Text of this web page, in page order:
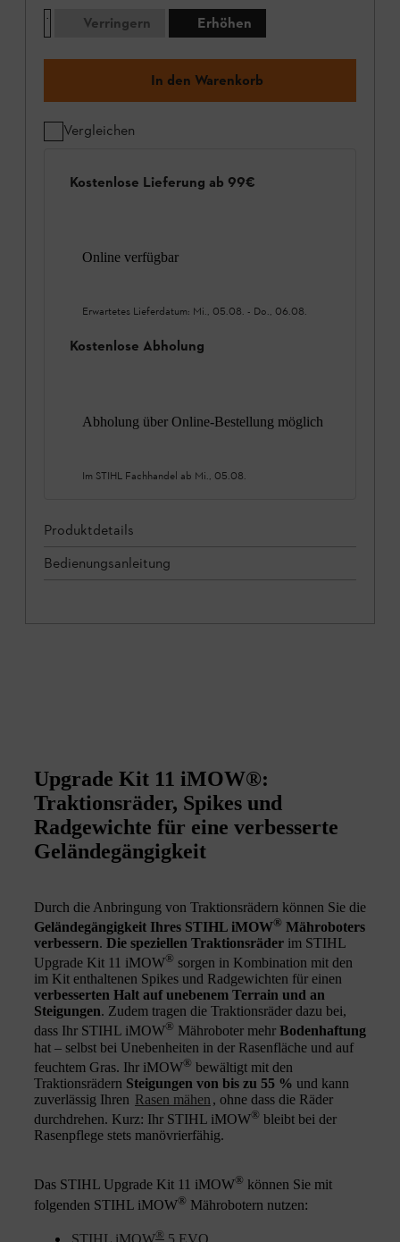
Verringern
Erhöhen
In den Warenkorb
Vergleichen
Kostenlose Lieferung ab 99€
Online verfügbar
Erwartetes Lieferdatum: Mi., 05.08. - Do., 06.08.
Kostenlose Abholung
Abholung über Online-Bestellung möglich
Im STIHL Fachhandel ab Mi., 05.08.
Produktdetails
Bedienungsanleitung
Upgrade Kit 11 iMOW®:
Traktionsräder, Spikes und
Radgewichte für eine verbesserte
Geländegängigkeit
Durch die Anbringung von Traktionsrädern können Sie die
Geländegängigkeit Ihres STIHL iMOW® Mähroboters
verbessern. Die speziellen Traktionsräder im STIHL
Upgrade Kit 11 iMOW® sorgen in Kombination mit den
im Kit enthaltenen Spikes und Radgewichten für einen
verbesserten Halt auf unebenem Terrain und an
Steigungen. Zudem tragen die Traktionsräder dazu bei,
dass Ihr STIHL iMOW® Mähroboter mehr Bodenhaftung
hat – selbst bei Unebenheiten in der Rasenfläche und auf
feuchtem Gras. Ihr iMOW® bewältigt mit den
Traktionsrädern Steigungen von bis zu 55 % und kann
zuverlässig Ihren Rasen mähen , ohne dass die Räder
durchdrehen. Kurz: Ihr STIHL iMOW® bleibt bei der
Rasenpflege stets manövrierfähig.
Das STIHL Upgrade Kit 11 iMOW® können Sie mit
folgenden STIHL iMOW® Mährobotern nutzen:
®